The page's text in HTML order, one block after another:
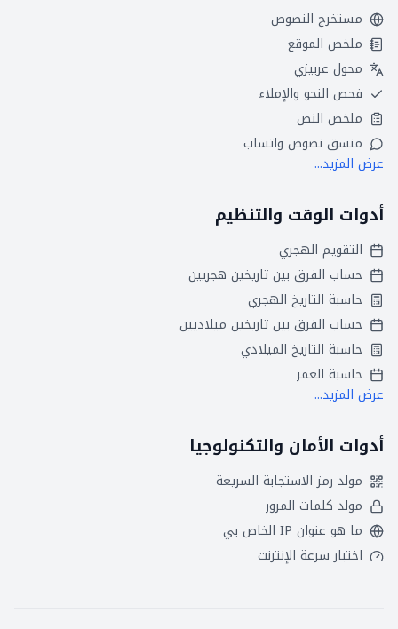
مستخرج النصوص
ملخص الموقع
محول عربيزي
فحص النحو والإملاء
ملخص النص
منسق نصوص واتساب
عرض المزيد...
أدوات الوقت والتنظيم
التقويم الهجري
حساب الفرق بين تاريخين هجريين
حاسبة التاريخ الهجري
حساب الفرق بين تاريخين ميلاديين
حاسبة التاريخ الميلادي
حاسبة العمر
عرض المزيد...
أدوات الأمان والتكنولوجيا
مولد رمز الاستجابة السريعة
مولد كلمات المرور
ما هو عنوان IP الخاص بي
اختبار سرعة الإنترنت